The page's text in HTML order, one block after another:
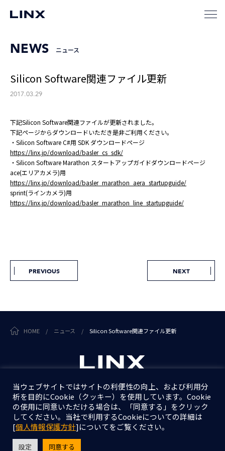
NEWS ニュース
Silicon Software関連ファイル更新
2017.03.29
下記Silicon Software関連ファイルが更新されました。
下記ページからダウンロードいただき是非ご利用ください。
・Silicon Software C#用 SDK ダウンロードページ
https://linx.jp/download/basler_cs_sdk/
・Silicon Software Marathon スタートアップガイドダウンロードページ
ace(エリアカメラ)用
https://linx.jp/download/basler_marathon_aera_startupguide/
sprint(ラインカメラ)用
https://linx.jp/download/basler_marathon_line_startupguide/
PREVIOUS NEXT
HOME / ニュース / Silicon Software関連ファイル更新
個人情報保護方針
情報セキュリティ基本方針
Copyright © LINX Corporation. All Rights Reserved.
当ウェブサイトではサイトの利便性の向上、および利用分
析を目的にCookie（クッキー）を使用しています。Cookie
の使用に同意いただける場合は、「同意する」をクリック
してください。当社で利用するCookieについての詳細は
[個人情報保護方針]についてをご覧ください。
設定 同意する